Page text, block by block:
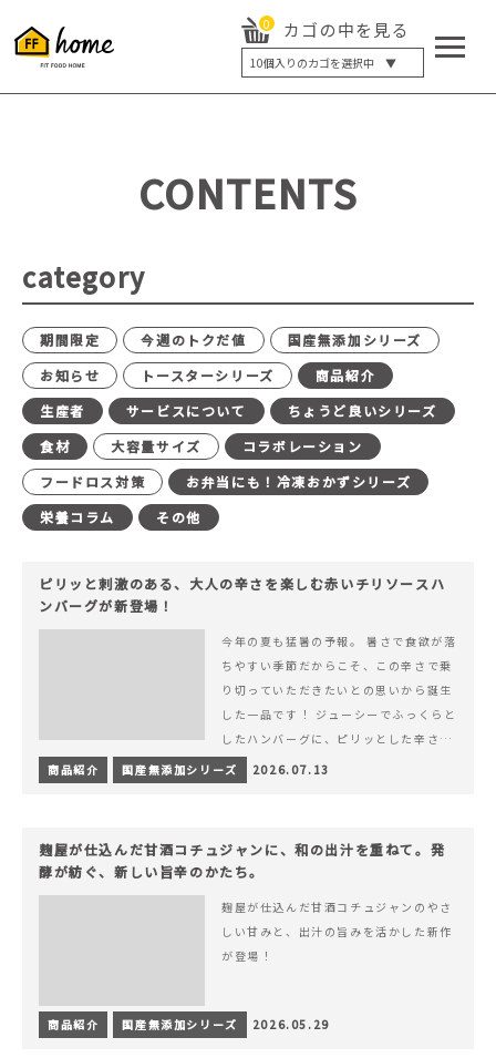
0 カゴの中を見る
10個入りのカゴを選択中 ▼
5個入り
20個入り
最大12%OFF
CONTENTS
category
期間限定 今週のトクだ値
国産無添加シリーズ
お知らせ
トースターシリーズ
商品紹介
生産者
サービスについて
ちょうど良いシリーズ
食材
大容量サイズ
コラボレーション
フードロス対策
お弁当にも！冷凍おかずシリーズ
栄養コラム
その他
ピリッと刺激のある、大人の辛さを楽しむ赤いチリソースハ
ンバーグが新登場！
今年の夏も猛暑の予報。 暑さで食欲が落
ちやすい季節だからこそ、この辛さで乗
り切っていただきたいとの思いから誕生
した一品です！ ジューシーでふっくらと
したハンバーグに、ピリッとした辛さと
コク深い旨みが楽しめる特製チリソース
&hellip; 続きを読む ピリッと刺激のあ
商品紹介 国産無添加シリーズ 2026.07.13
麹屋が仕込んだ甘酒コチュジャンに、和の出汁を重ねて。発
酵が紡ぐ、新しい旨辛のかたち。
麹屋が仕込んだ甘酒コチュジャンのやさ
しい甘みと、出汁の旨みを活かした新作
が登場！
商品紹介 国産無添加シリーズ 2026.05.29